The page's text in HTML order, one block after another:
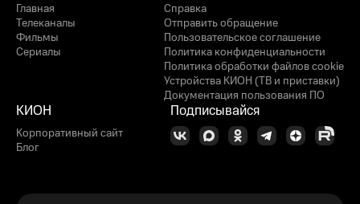
Главная
Телеканалы
Фильмы
Сериалы
Справка
Отправить обращение
Пользовательское соглашение
Политика конфиденциальности
Политика обработки файлов cookie
Устройства КИОН (ТВ и приставки)
Документация пользования ПО
КИОН
Корпоративный сайт
Блог
Подписывайся